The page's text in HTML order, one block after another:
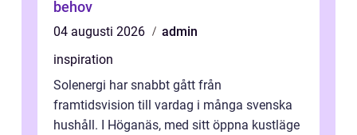
behov
04 augusti 2026
admin
inspiration
Solenergi har snabbt gått från
framtidsvision till vardag i många svenska
hushåll. I Höganäs, med sitt öppna kustläge